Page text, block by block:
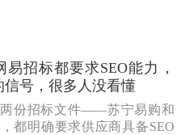
易招标都要求SEO能力，
信号，很多人没看懂
份招标文件——苏宁易购和
都明确要求供应商具备SEO